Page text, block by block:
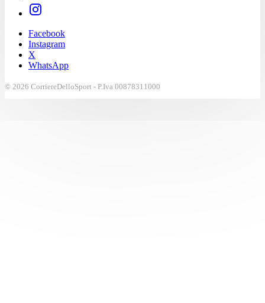
Facebook
Instagram
X
WhatsApp
© 2026 CorriereDelloSport - P.Iva 00878311000